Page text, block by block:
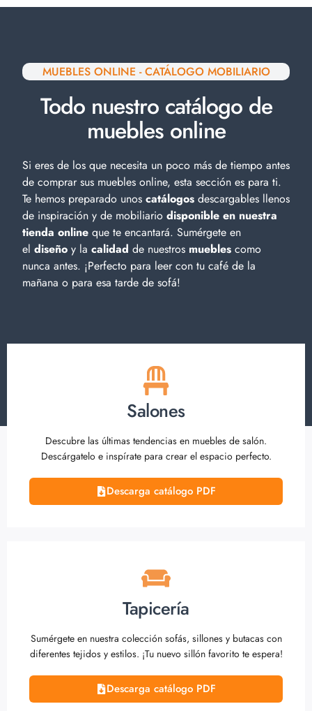
MUEBLES ONLINE - CATÁLOGO MOBILIARIO
Todo nuestro catálogo de
muebles online
Si eres de los que necesita un poco más de tiempo antes
de comprar sus muebles online, esta sección es para ti.
Te hemos preparado unos catálogos descargables llenos
de inspiración y de mobiliario disponible en nuestra
tienda online que te encantará. Sumérgete en
el diseño y la calidad de nuestros muebles como
nunca antes. ¡Perfecto para leer con tu café de la
mañana o para esa tarde de sofá!
Salones
Descubre las últimas tendencias en muebles de salón.
Descárgatelo e inspírate para crear el espacio perfecto.
Descarga catálogo PDF
Tapicería
Sumérgete en nuestra colección sofás, sillones y butacas con
diferentes tejidos y estilos. ¡Tu nuevo sillón favorito te espera!
Descarga catálogo PDF